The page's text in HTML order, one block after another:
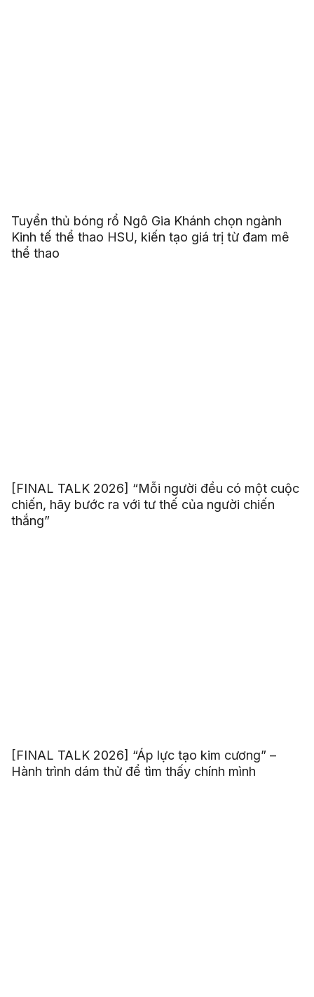
Tuyển thủ bóng rổ Ngô Gia Khánh chọn ngành
Kinh tế thể thao HSU, kiến tạo giá trị từ đam mê
thể thao
[FINAL TALK 2026] “Mỗi người đều có một cuộc
chiến, hãy bước ra với tư thế của người chiến
thắng”
[FINAL TALK 2026] “Áp lực tạo kim cương” –
Hành trình dám thử để tìm thấy chính mình